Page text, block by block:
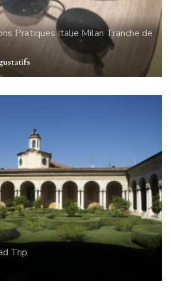
Pratiques Italie Milan Tranche de
Trip